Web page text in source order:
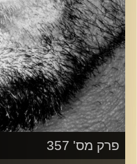
פרק מס' 357